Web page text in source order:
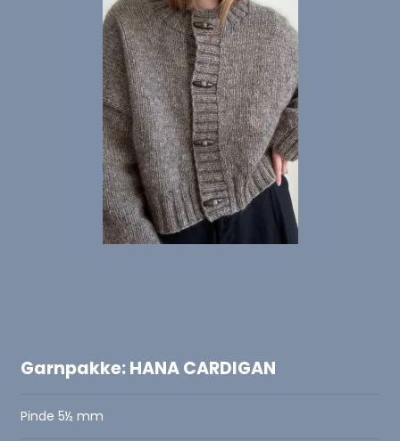
Garnpakke: HANA CARDIGAN
Pinde 5½ mm